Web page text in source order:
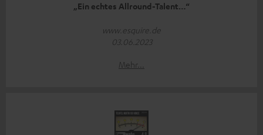
„Ein echtes Allround-Talent…“
www.esquire.de
03.06.2023
Mehr...